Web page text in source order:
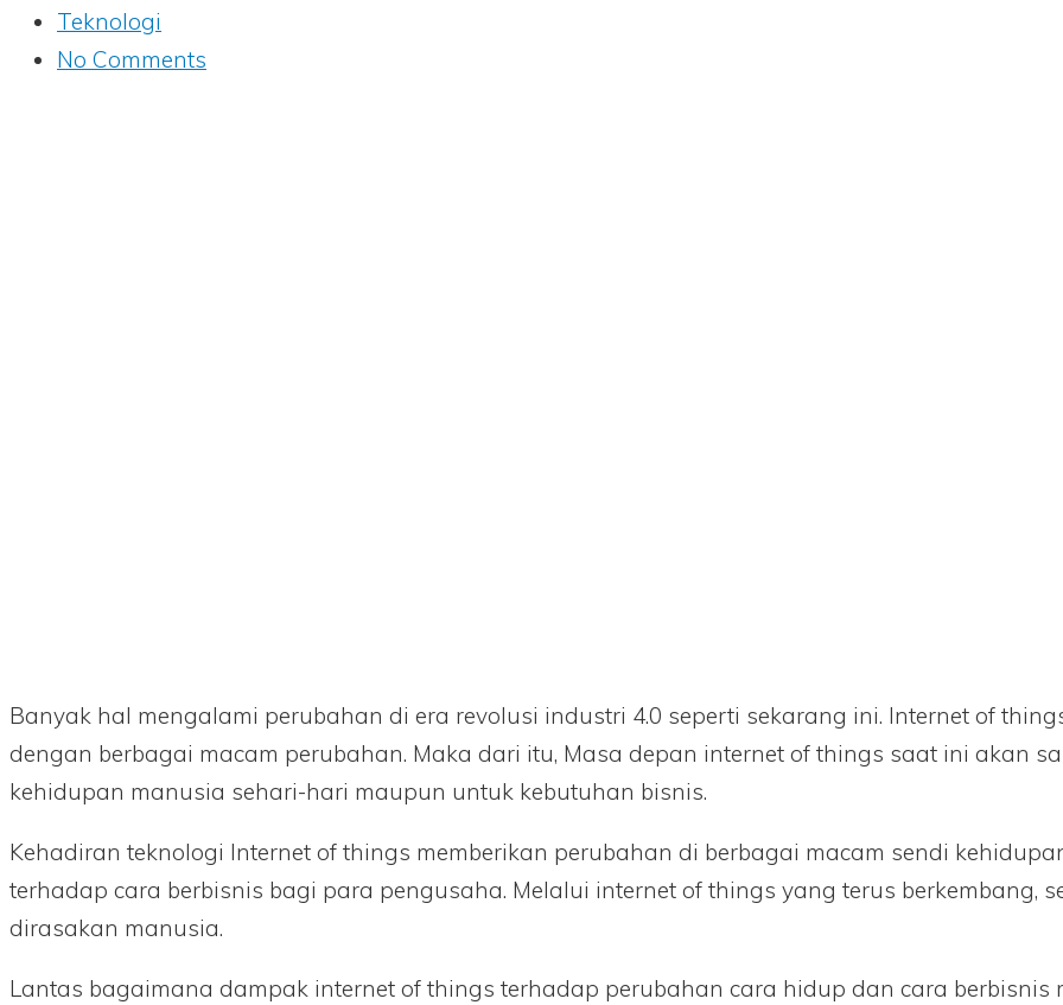
Teknologi
No Comments
Banyak hal mengalami perubahan di era revolusi industri 4.0 seperti sekarang ini. Internet of
dengan berbagai macam perubahan. Maka dari itu, Masa depan internet of things saat ini akan
kehidupan manusia sehari-hari maupun untuk kebutuhan bisnis.
Kehadiran teknologi Internet of things memberikan perubahan di berbagai macam sendi
terhadap cara berbisnis bagi para pengusaha. Melalui internet of things yang terus berkembang,
dirasakan manusia.
Lantas bagaimana dampak internet of things terhadap perubahan cara hidup dan cara berbisnis